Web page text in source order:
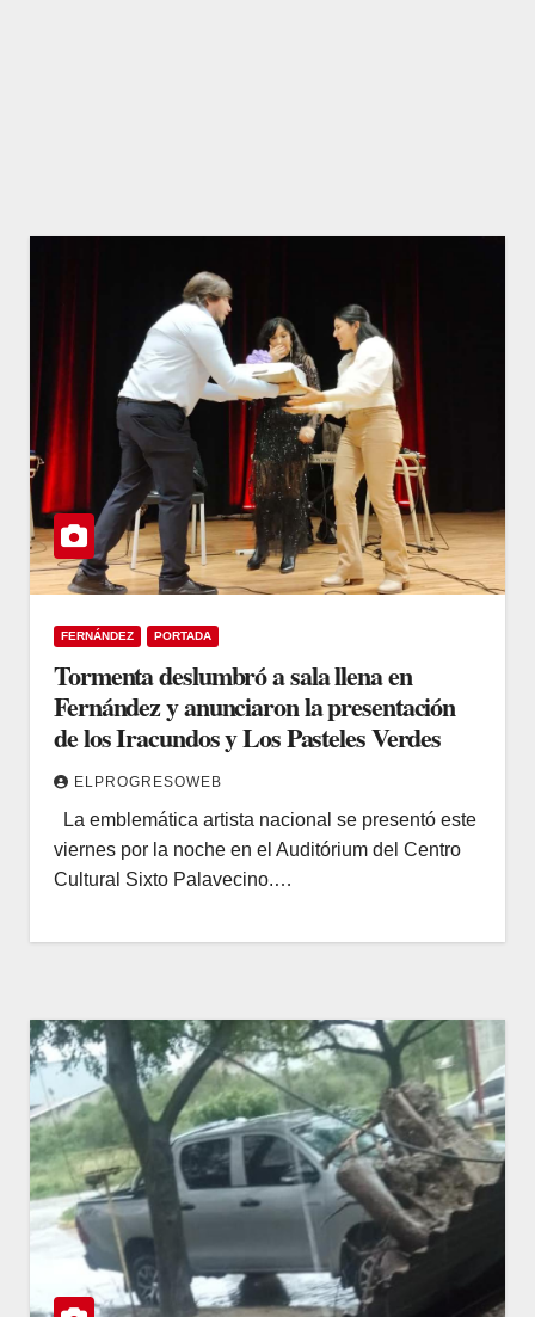
FERNÁNDEZ PORTADA
Tormenta deslumbró a sala llena en
Fernández y anunciaron la presentación
de los Iracundos y Los Pasteles Verdes
ELPROGRESOWEB
La emblemática artista nacional se presentó este
viernes por la noche en el Auditórium del Centro
Cultural Sixto Palavecino.…